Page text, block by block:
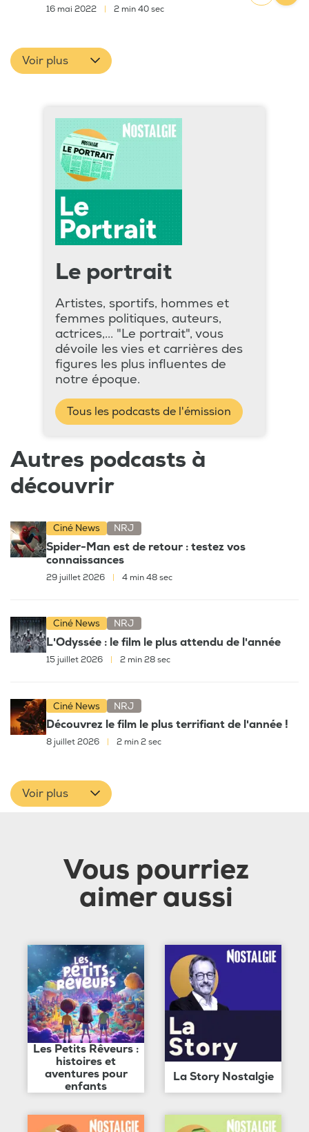
16 mai 2022 2 min 40 sec
Voir plus
Le portrait
Artistes, sportifs, hommes et
femmes politiques, auteurs,
actrices,... "Le portrait", vous
dévoile les vies et carrières des
figures les plus influentes de
notre époque.
Tous les podcasts de l'émission
Autres podcasts à
découvrir
Ciné News NRJ
Spider-Man est de retour : testez vos
connaissances
29 juillet 2026 4 min 48 sec
Ciné News NRJ
L'Odyssée : le film le plus attendu de l'année
15 juillet 2026 2 min 28 sec
Ciné News NRJ
Découvrez le film le plus terrifiant de l'année !
8 juillet 2026 | 2 min 2 sec
Voir plus
Vous pourriez
aimer aussi
Les Petits Rêveurs :
histoires et
aventures pour
enfants
La Story Nostalgie